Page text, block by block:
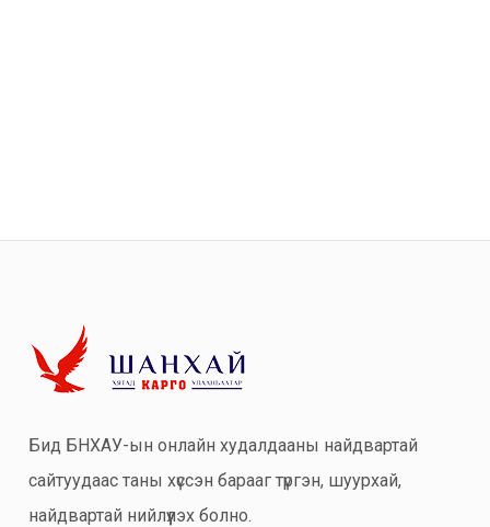
Бид БНХАУ-ын онлайн худалдааны найдвартай
сайтуудаас таны хүссэн барааг түргэн, шуурхай,
найдвартай нийлүүлэх болно.